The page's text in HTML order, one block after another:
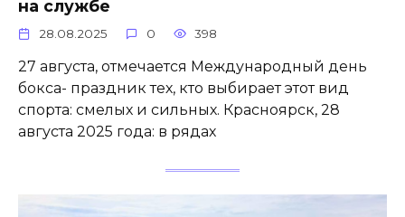
на службе
28.08.2025 0 398
27 августа, отмечается Международный день
бокса- праздник тех, кто выбирает этот вид
спорта: смелых и сильных. Красноярск, 28
августа 2025 года: в рядах